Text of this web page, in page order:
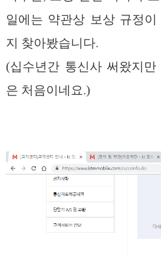
일에는 약관상 보상 규정
지 찾아봤습니다.
(십수년간 통신사 써왔지
은 처음이네요.)